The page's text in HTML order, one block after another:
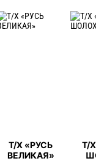
Т/Х «РУСЬ
ВЕЛИКАЯ»
Т/